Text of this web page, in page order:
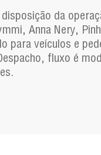
da
Anna Nery,
para veículos e
fluxo é